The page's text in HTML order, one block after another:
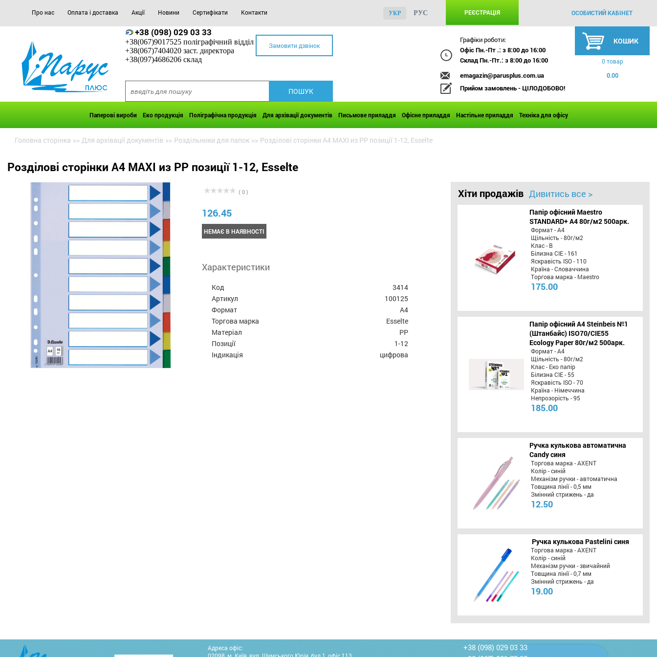
Про нас Оплата і доставка Акції Новини Сертифікати Контакти РЕЄСТРАЦІЯ ОСОБИСТИЙ КАБІНЕТ
УКР РУС
+38 (098) 029 03 33
+38(067)9017525 поліграфічний відділ
+38(067)7404020 заст. директора
+38(097)4686206 склад
Замовити дзвінок
Графіки роботи:
Офіс Пн.-Пт .: з 8:00 до 16:00
Склад Пн.-Пт.: з 8:00 до 16:00
emagazin@parusplus.com.ua
Прийом замовлень - ЦІЛОДОБОВО!
КОШИК
0 товар
0.00
Паперові вироби Еко продукція Поліграфічна продукція Для архівації документів Письмове приладдя Офісне приладдя Настільне приладдя Техніка для офісу
Головна сторінка >> Для архівації документів >> Роздільники для папок >> Розділові сторінки А4 MAXI из PP позиції 1-12, Esselte
Розділові сторінки А4 MAXI из PP позиції 1-12, Esselte
( 0 )
126.45
НЕМАЄ В НАЯВНОСТІ
Характеристики
Код
3414
Артикул
100125
Формат
А4
Торгова марка
Esselte
Матеріал
PP
Позиції
1-12
Індикація
цифрова
Хіти продажів Дивитись все >
Папір офісний Maestro
STANDARD+ А4 80г/м2 500арк.
Формат - А4
Щільність - 80г/м2
Клас - B
Білизна CIE - 161
Яскравість ISO - 110
Країна - Словаччина
Торгова марка - Maestro
175.00
Папір офісний A4 Steinbeis №1
(Штанбайс) ISO70/СІЕ55
Ecology Paper 80г/м2 500арк.
Формат - А4
Щільність - 80г/м2
Клас - Еко папір
Білизна CIE - 55
Яскравість ISO - 70
Країна - Німеччина
Непрозорість - 95
185.00
Ручка кулькова автоматична
Candy синя
Торгова марка - AXENT
Колір - синій
Механізм ручки - автоматична
Товщина лінії - 0,5 мм
Змінний стрижень - да
12.50
Ручка кулькова Pastelini синя
Торгова марка - AXENT
Колір - синій
Механізм ручки - звичайний
Товщина лінії - 0,7 мм
Змінний стрижень - да
19.00
Адреса офіс:
+38 (098) 029 03 33